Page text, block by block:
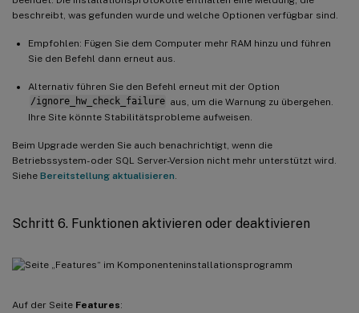
beschreibt, was gefunden wurde und welche Optionen verfügbar sind.
Empfohlen: Fügen Sie dem Computer mehr RAM hinzu und führen
Sie den Befehl dann erneut aus.
Alternativ führen Sie den Befehl erneut mit der Option
/ignore_hw_check_failure aus, um die Warnung zu übergehen.
Ihre Site könnte Stabilitätsprobleme aufweisen.
Beim Upgrade werden Sie auch benachrichtigt, wenn die
Betriebssystem- oder SQL Server-Version nicht mehr unterstützt wird.
Siehe Bereitstellung aktualisieren
Schritt 6. Funktionen aktivieren oder deaktivieren
Auf der Seite Features: